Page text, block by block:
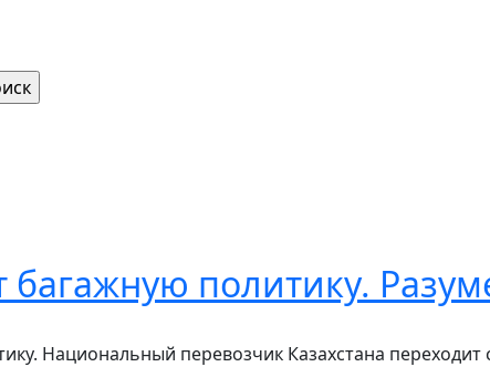
багажную политику.
Национальный перевозчик Казахстана